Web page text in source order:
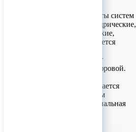
Под все имплантаты систем
КОНМЕТ (цилиндрические,
конические, короткие,
классические) имеется
супраструктуры от
аналоговой до цифровой.
Инструмент отличается
высоким качеством
исполнения, специальная